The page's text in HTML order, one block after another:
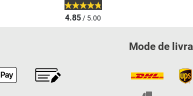
4.85/ 5.00
Mode de